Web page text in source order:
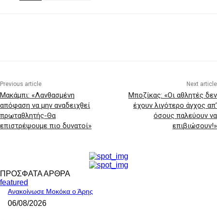
Previous article
Μακάμπι: «Λανθασμένη
απόφαση να μην αναδειχθεί
πρωταθλητής-Θα
επιστρέψουμε πιο δυνατοί»
Next article
Μποζίκας: «Οι αθλητές δεν
έχουν λιγότερο άγχος απ’
όσους παλεύουν να
επιβιώσουν!»
ΠΡΟΣΦΑΤΑ ΑΡΘΡΑ
featured
Ανακοίνωσε Μοκόκα ο Άρης
06/08/2026